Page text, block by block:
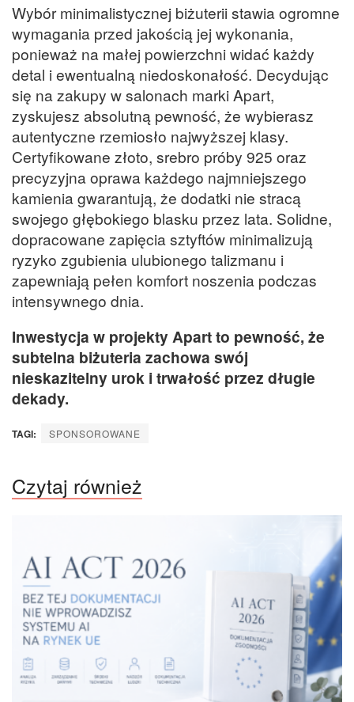
Wybór minimalistycznej biżuterii stawia ogromne
wymagania przed jakością jej wykonania,
ponieważ na małej powierzchni widać każdy
detal i ewentualną niedoskonałość. Decydując
się na zakupy w salonach marki Apart,
zyskujesz absolutną pewność, że wybierasz
autentyczne rzemiosło najwyższej klasy.
Certyfikowane złoto, srebro próby 925 oraz
precyzyjna oprawa każdego najmniejszego
kamienia gwarantują, że dodatki nie stracą
swojego głębokiego blasku przez lata. Solidne,
dopracowane zapięcia sztyftów minimalizują
ryzyko zgubienia ulubionego talizmanu i
zapewniają pełen komfort noszenia podczas
intensywnego dnia.
Inwestycja w projekty Apart to pewność, że
subtelna biżuteria zachowa swój
nieskazitelny urok i trwałość przez długie
dekady.
TAGI: SPONSOROWANE
Czytaj również